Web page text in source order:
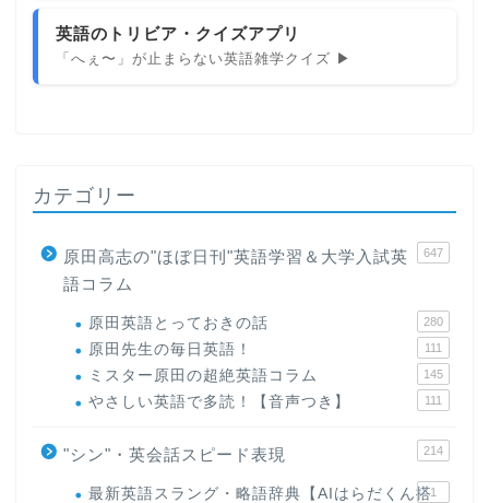
英語のトリビア・クイズアプリ
「へぇ〜」が止まらない英語雑学クイズ ▶
カテゴリー
原田高志の"ほぼ日刊"英語学習＆大学入試英
語コラム
647
原田英語とっておきの話 280
原田先生の毎日英語！ 111
ミスター原田の超絶英語コラム 145
やさしい英語で多読！【音声つき】 111
"シン"・英会話スピード表現 214
最新英語スラング・略語辞典【AIはらだくん搭1